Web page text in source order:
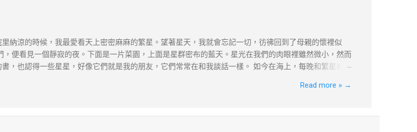
納涼的時候，我最愛看天上密密麻麻的繁星。望著星天，我就會忘記一切，彷彿回到了母親的懷裡似
便看見一個靜寂的夜。下面是一片菜園，上面是星群密布的藍天。星光在我們的肉眼裡雖然微小，然而
，也認得一些星星，好像它們就是我的朋友，它們常常在和我談話一樣。 如今在海上，每晚和繁星相
柔和的，是靜寂的，是夢幻的。我望著許多認識的星，我彷彿看見它們在對我眨眼，我彷佛聽見它們在
搜尋自網絡或筆者看法，僅供學習用途。請各位讀者閲讀前自行衡量風險，本文筆者及網站不對讀者
Read more » →